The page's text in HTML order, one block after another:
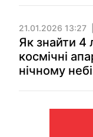
21.01.2026 13:27
Як знайти 4
космічні
нічному